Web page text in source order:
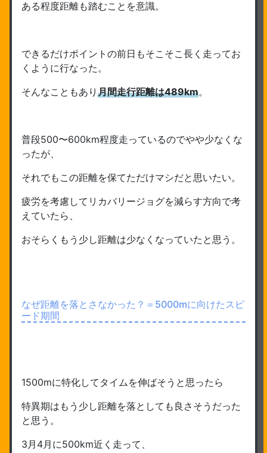
ある程度距離も踏むことを意識。
できるだけポイントの前日もそこそこ長く走ってお
くように行なった。
そんなこともあり 月間走行距離は489km。
普段500〜600km程度走っているのでやや少なくな
ったが、
それでもこの距離を保てただけマシだと思いたい。
疲労を考慮してリカバリージョグを減らす方向で考
えていたら、
おそらくもう少し距離は少なくなっていたと思う。
なぜ距離を落とさなかった？＝5000mに向けたスピ
ード期間
1500mに特化してタイムを伸ばそうと思ったら
特異期はもう少し距離を落としても良さそうだった
と思う。
3月4月に500km近く走って、